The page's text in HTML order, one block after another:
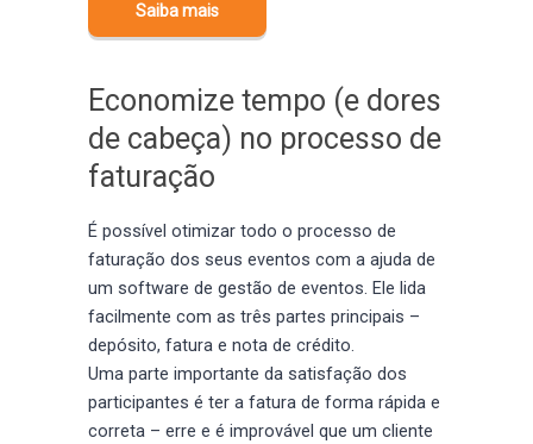
Saiba mais
Economize tempo (e dores
de cabeça) no processo de
faturação
É possível otimizar todo o processo de
faturação dos seus eventos com a ajuda de
um software de gestão de eventos. Ele lida
facilmente com as três partes principais –
depósito, fatura e nota de crédito.
Uma parte importante da satisfação dos
participantes é ter a fatura de forma rápida e
correta – erre e é improvável que um cliente